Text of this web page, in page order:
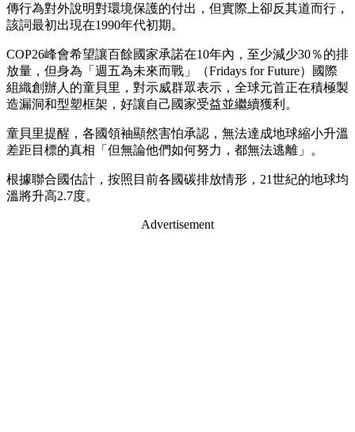
傳行為對外說明對環境保護的付出，但實際上卻反其道而行，
該詞最初出現在1990年代初期。
COP26峰會希望讓百餘國家承諾在10年內，至少減少30％的排
放量，但身為「週五為未來而戰」（Fridays for Future）國際
組織創辦人的童貝里，對示威群眾表示，全球元首正在積極製
造漏洞和型塑框架，好讓自己國家受益並繼續獲利。
童貝里提醒，各國領袖顯然害怕承認，無法達成地球縮小升溫
差距目標的真相「但無論他們如何努力，都無法逃離」。
根據聯合國估計，按照目前各國碳排放情形，21世紀的地球均
溫將升高2.7度。
Advertisement